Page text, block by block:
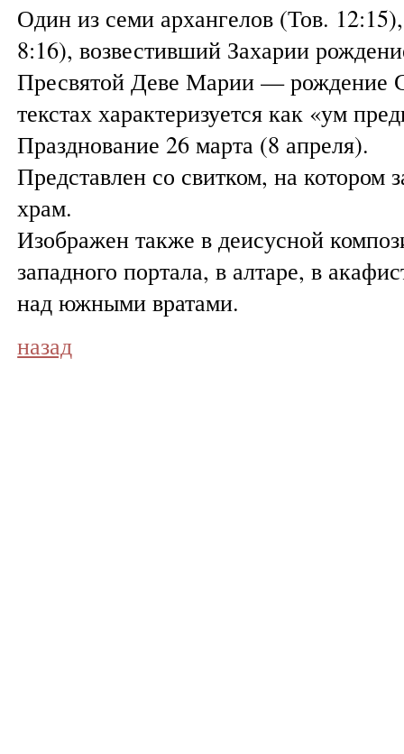
Один из семи архангелов (Тов.
8:16), возвестивший Захарии
Пресвятой Деве Марии — рождение
текстах характеризуется как «ум
Празднование 26 марта (8 апреля).
Представлен со свитком, на котором
храм.
Изображен также в деисусной
западного портала, в алтаре, в
над южными вратами.
назад